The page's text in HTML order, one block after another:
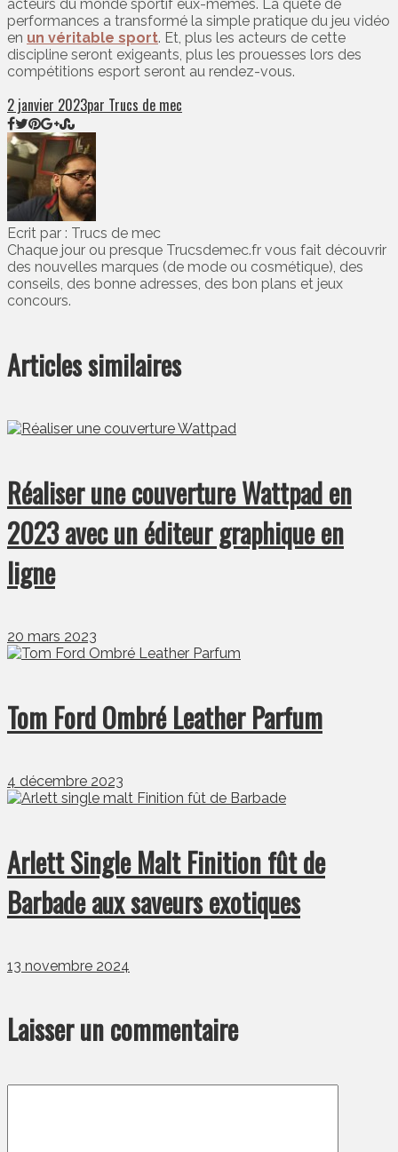
acteurs du monde sportif eux-mêmes. La quête de
performances a transformé la simple pratique du jeu vidéo
en un véritable sport. Et, plus les acteurs de cette
discipline seront exigeants, plus les prouesses lors des
compétitions esport seront au rendez-vous.
2 janvier 2023par Trucs de mec
Ecrit par : Trucs de mec
Chaque jour ou presque Trucsdemec.fr vous fait découvrir
des nouvelles marques (de mode ou cosmétique), des
conseils, des bonne adresses, des bon plans et jeux
concours.
Articles similaires
Réaliser une couverture Wattpad en
2023 avec un éditeur graphique en
ligne
20 mars 2023
Tom Ford Ombré Leather Parfum
4 décembre 2023
Arlett Single Malt Finition fût de
Barbade aux saveurs exotiques
13 novembre 2024
Laisser un commentaire